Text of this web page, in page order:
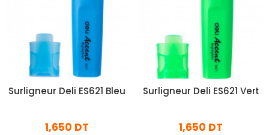
Surligneur Deli ES621 Bleu
1,650 DT
Surligneur Deli ES621 Vert
1,650 DT